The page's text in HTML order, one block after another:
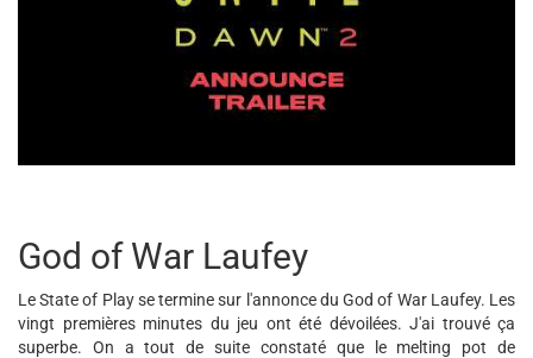
God of War Laufey
Le State of Play se termine sur l'annonce du God of War Laufey. Les
vingt premières minutes du jeu ont été dévoilées. J'ai trouvé ça
superbe. On a tout de suite constaté que le melting pot de